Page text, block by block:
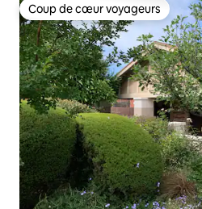
Coup de cœur voyageurs
Coup de cœur voyageurs